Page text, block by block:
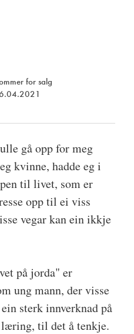
for salg
gå opp for meg
kvinne, hadde eg i
til livet, som er
opp til ei viss
vegar kan ein ikkje
på jorda" er
ung mann, der visse
sterk innverknad på
til det å tenkje.